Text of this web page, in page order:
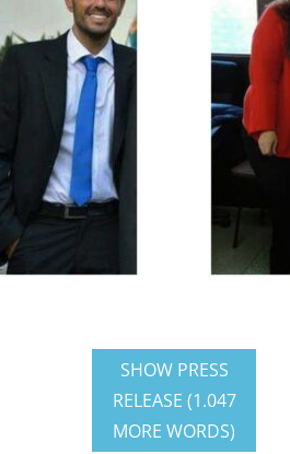
SHOW PRESS
RELEASE (1.047
MORE WORDS)